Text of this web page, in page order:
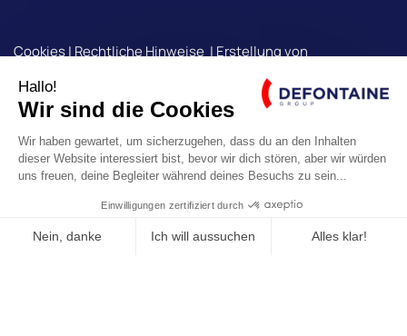
E-SHOP ROLLIX®
Cookies| Rechtliche Hinweise | Erstellung von
© Copyright | Alle Rechte vorbehalten
UNSEREN NEWSLETTER